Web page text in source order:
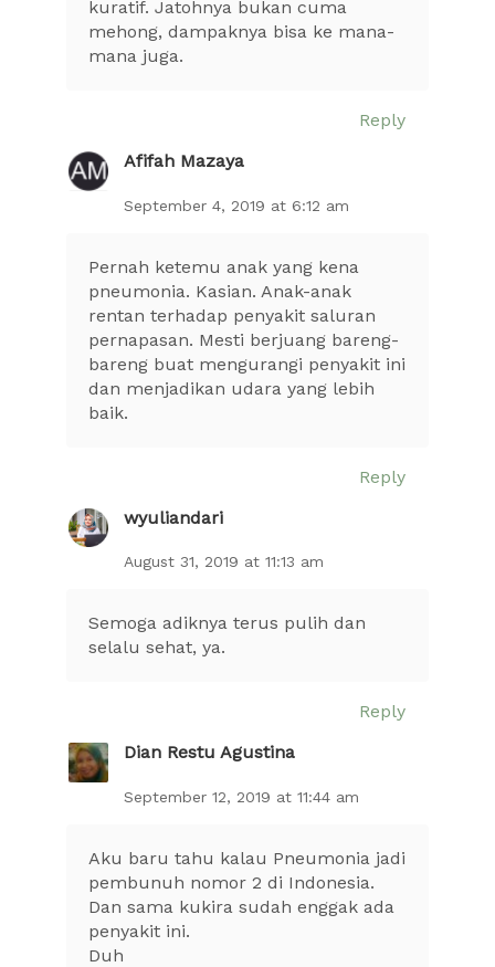
kuratif. Jatohnya bukan cuma
mehong, dampaknya bisa ke mana-
mana juga.
Reply
Afifah Mazaya
September 4, 2019 at 6:12 am
Pernah ketemu anak yang kena
pneumonia. Kasian. Anak-anak
rentan terhadap penyakit saluran
pernapasan. Mesti berjuang bareng-
bareng buat mengurangi penyakit ini
dan menjadikan udara yang lebih
baik.
Reply
wyuliandari
August 31, 2019 at 11:13 am
Semoga adiknya terus pulih dan
selalu sehat, ya.
Reply
Dian Restu Agustina
September 12, 2019 at 11:44 am
Aku baru tahu kalau Pneumonia jadi
pembunuh nomor 2 di Indonesia.
Dan sama kukira sudah enggak ada
penyakit ini.
Duh